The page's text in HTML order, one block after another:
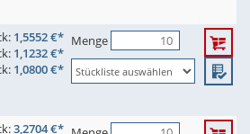
1,5552 €*
1,1232 €*
1,0800 €*
Menge
3,2704 €*